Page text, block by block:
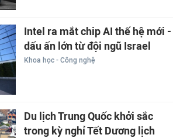
Intel ra mắt chip AI thế hệ mới -
dấu ấn lớn từ đội ngũ Israel
Khoa học - Công nghệ
Du lịch Trung Quốc khởi sắc
trong kỳ nghỉ Tết Dương lịch